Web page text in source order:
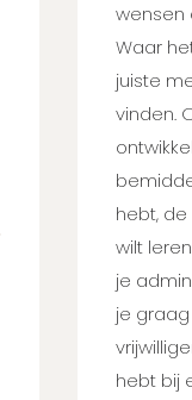
wensen
Waar
juiste
vinden.
hebt,
wilt
je
je
hebt bij